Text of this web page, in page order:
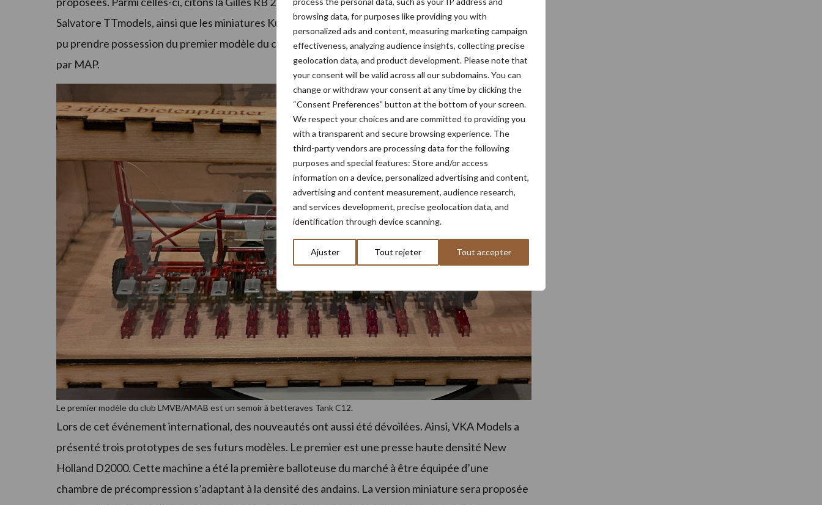
browsing data, for purposes like providing you with
personalized ads and content, measuring marketing campaign
effectiveness, analyzing audience insights, collecting precise
geolocation data, and product development. Please note that
your consent will be valid across all our subdomains. You can
change or withdraw your consent at any time by clicking the
“Consent Preferences” button at the bottom of your screen.
We respect your choices and are committed to providing you
with a transparent and secure browsing experience. The
third-party vendors are processing data for the following
purposes and special features: Store and/or access
information on a device, personalized advertising and content,
advertising and content measurement, audience research,
and services development, precise geolocation data, and
identification through device scanning.
Ajuster Tout rejeter Tout accepter
Salvatore TTmodels, ainsi que les miniatures Kuhn de MY FARM 1/32. Les passionnés ont également
pu prendre possession du premier modèle du club, à savoir un semoir à betteraves Tank C12 réalisé
par MAP.
Le premier modèle du club LMVB/AMAB est un semoir à betteraves Tank C12.
Lors de cet événement international, des nouveautés ont aussi été dévoilées. Ainsi, VKA Models a
présenté trois prototypes de ses futurs modèles. Le premier est une presse haute densité New
Holland D2000. Cette machine a été la première balloteuse du marché à être équipée d’une
chambre de précompression s’adaptant à la densité des andains. La version miniature sera proposée